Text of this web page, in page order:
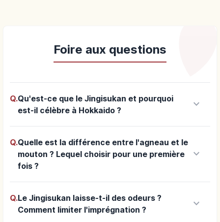
Foire aux questions
Q.Qu'est-ce que le Jingisukan et pourquoi
est-il célèbre à Hokkaido ?
keyboard_arrow_down
Q.Quelle est la différence entre l'agneau et le
mouton ? Lequel choisir pour une première
fois ?
keyboard_arrow_down
Q.Le Jingisukan laisse-t-il des odeurs ?
Comment limiter l'imprégnation ?
keyboard_arrow_down